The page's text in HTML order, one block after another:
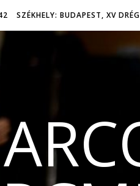
SZÉKHELY: BUDAPEST, XV